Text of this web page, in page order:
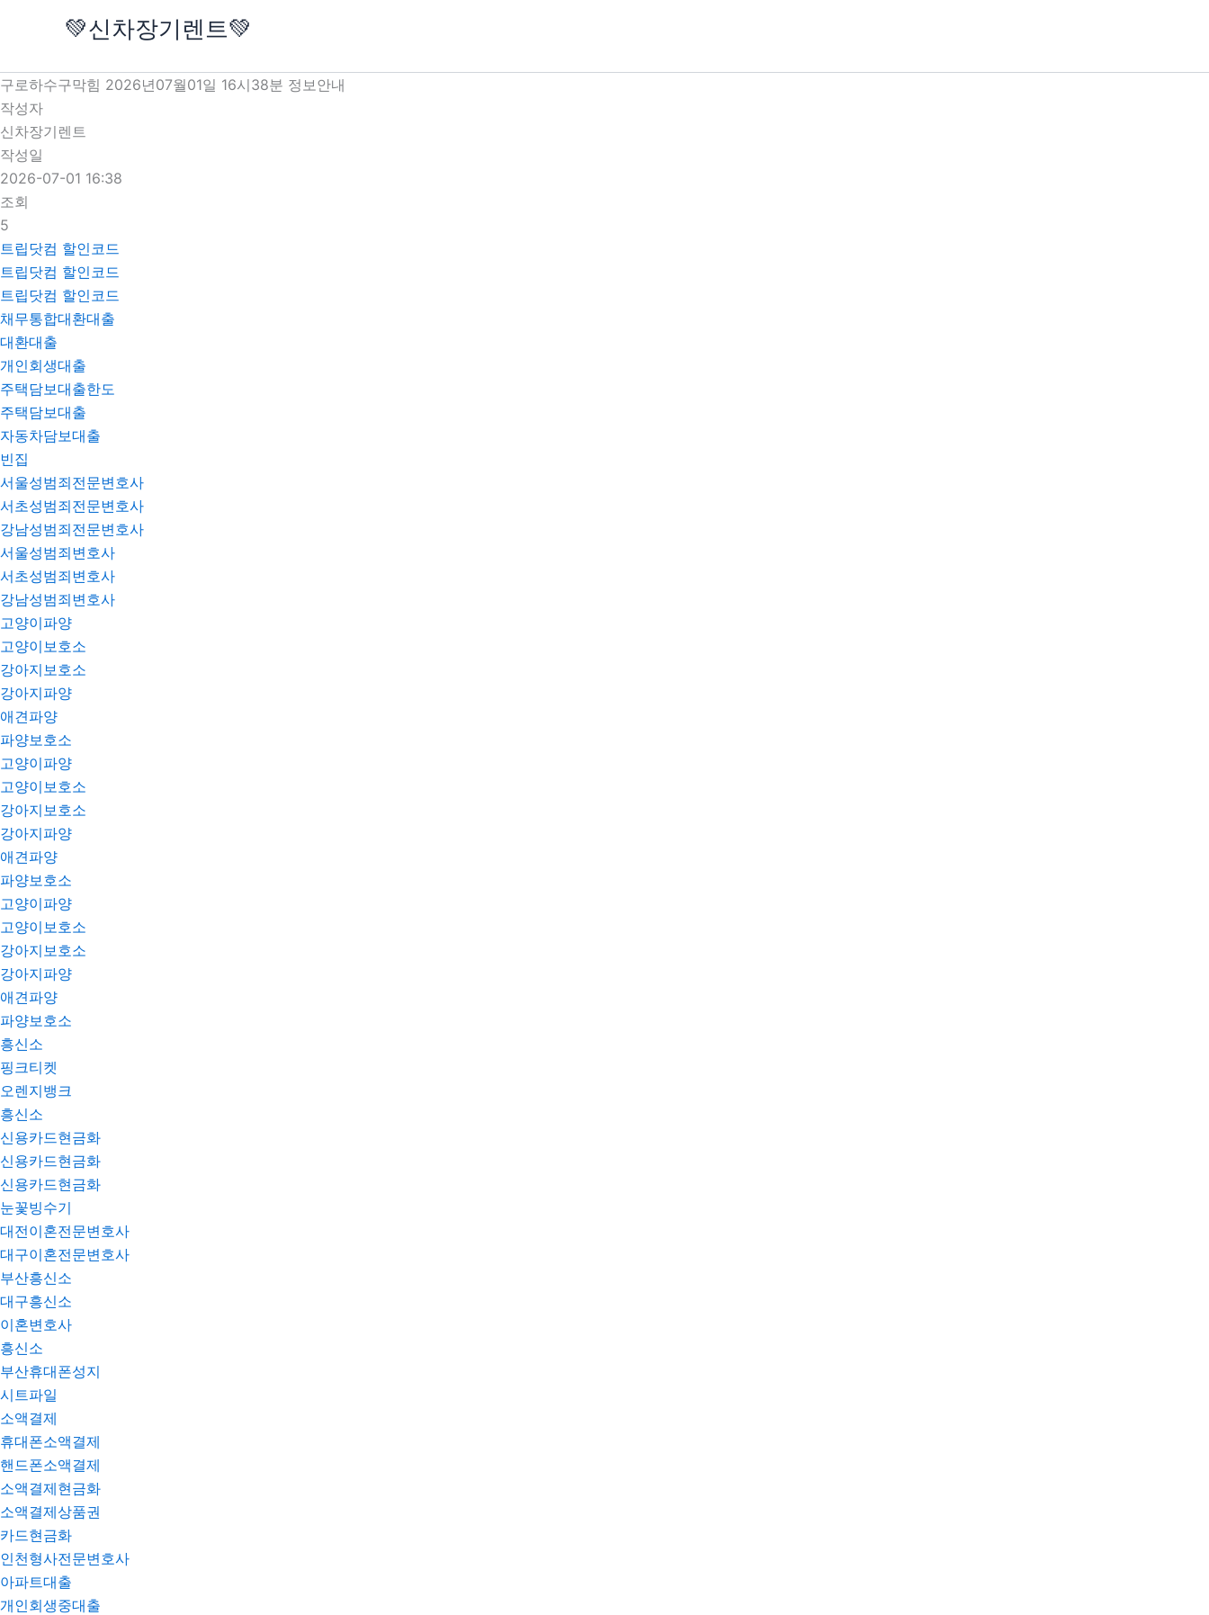
로
건
너
뛰
기
💚신차장기렌트💚
구로하수구막힘 2026년07월01일 16시38분 정보안내
작성자
신차장기렌트
작성일
2026-07-01 16:38
조회
5
트립닷컴 할인코드
트립닷컴 할인코드
트립닷컴 할인코드
채무통합대환대출
대환대출
개인회생대출
주택담보대출한도
주택담보대출
자동차담보대출
빈집
서울성범죄전문변호사
서초성범죄전문변호사
강남성범죄전문변호사
서울성범죄변호사
서초성범죄변호사
강남성범죄변호사
고양이파양
고양이보호소
강아지보호소
강아지파양
애견파양
파양보호소
고양이파양
고양이보호소
강아지보호소
강아지파양
애견파양
파양보호소
고양이파양
고양이보호소
강아지보호소
강아지파양
애견파양
파양보호소
흥신소
핑크티켓
오렌지뱅크
흥신소
신용카드현금화
신용카드현금화
신용카드현금화
눈꽃빙수기
대전이혼전문변호사
대구이혼전문변호사
부산흥신소
대구흥신소
이혼변호사
흥신소
부산휴대폰성지
시트파일
소액결제
휴대폰소액결제
핸드폰소액결제
소액결제현금화
소액결제상품권
카드현금화
인천형사전문변호사
아파트대출
개인회생중대출